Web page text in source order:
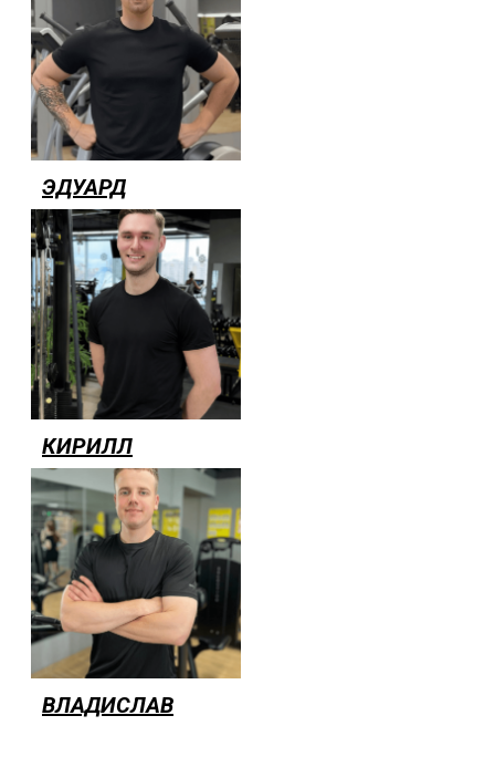
ЭДУАРД
КИРИЛЛ
ВЛАДИСЛАВ